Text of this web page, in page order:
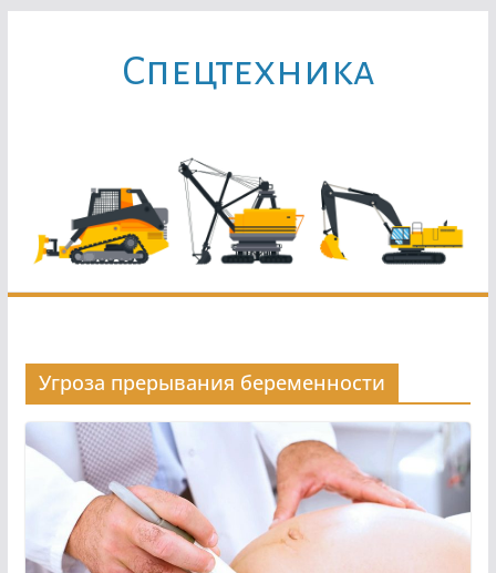
содержимомуCпецтехника
Угроза прерывания беременности